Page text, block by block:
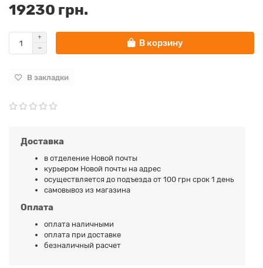
19230 грн.
В корзину
В закладки
Доставка
в отделение Новой почты
курьером Новой почты на адрес
осуществляется до подъезда от 100 грн срок 1 день
самовывоз из магазина
Оплата
оплата наличными
оплата при доставке
безналичный расчет